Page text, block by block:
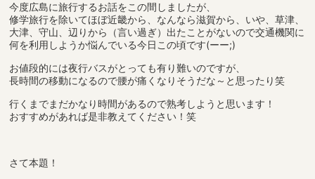
今度広島に旅行するお話をこの間しましたが、
修学旅行を除いてほぼ近畿から、なんなら滋賀から、いや、草津、
大津、守山、辺りから（言い過ぎ）出たことがないので交通機関に
何を利用しようか悩んでいる今日この頃です(ーー;)
お値段的には夜行バスがとっても有り難いのですが、
長時間の移動になるので腰が痛くなりそうだな～と思ったり笑
行くまでまだかなり時間があるので熟考しようと思います！
おすすめがあれば是非教えてください！笑
さて本題！